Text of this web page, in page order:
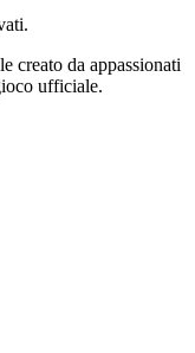
creato da appassionati
ufficiale.